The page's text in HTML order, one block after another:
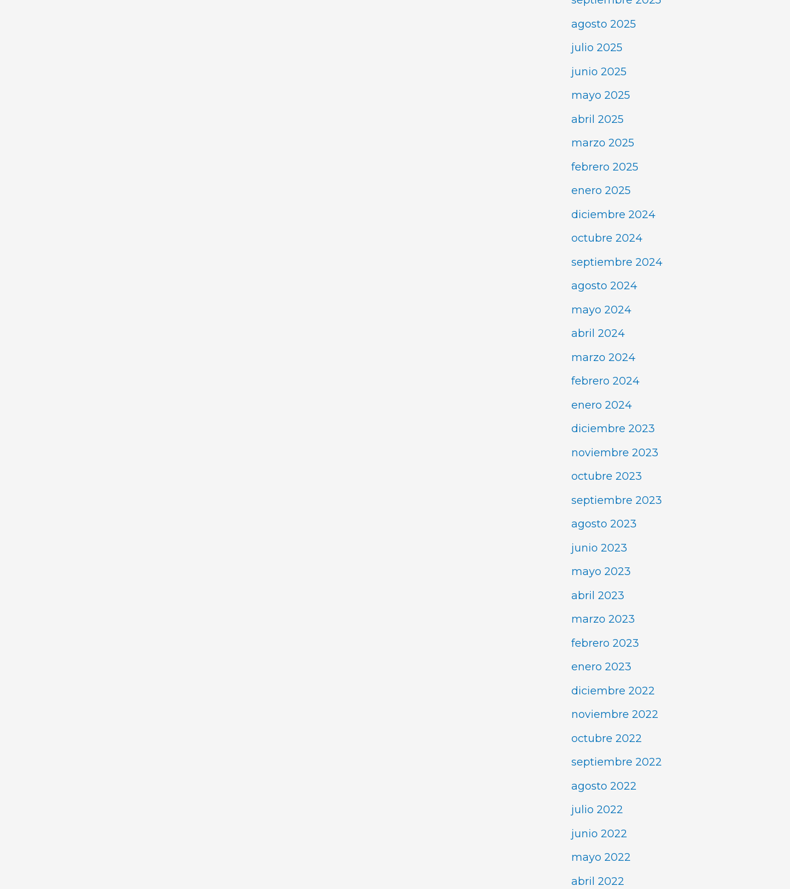
agosto 2025
julio 2025
junio 2025
mayo 2025
abril 2025
marzo 2025
febrero 2025
enero 2025
diciembre 2024
octubre 2024
septiembre 2024
agosto 2024
mayo 2024
abril 2024
marzo 2024
febrero 2024
enero 2024
diciembre 2023
noviembre 2023
octubre 2023
septiembre 2023
agosto 2023
junio 2023
mayo 2023
abril 2023
marzo 2023
febrero 2023
enero 2023
diciembre 2022
noviembre 2022
octubre 2022
septiembre 2022
agosto 2022
julio 2022
junio 2022
mayo 2022
abril 2022